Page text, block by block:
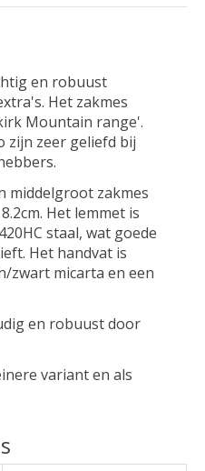
en robuust
Het zakmes
Mountain range'.
zijn zeer geliefd bij
middelgroot zakmes
Het lemmet is
staal, wat goede
Het handvat is
zwart micarta en een
en robuust door
variant en als